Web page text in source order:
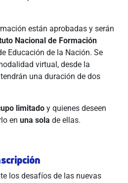
están aprobadas y serán
Nacional de Formación
Educación de la Nación. Se
virtual, desde la
una duración de dos
limitado y quienes deseen
enuna sola de ellas.
los desafíos de las nuevas